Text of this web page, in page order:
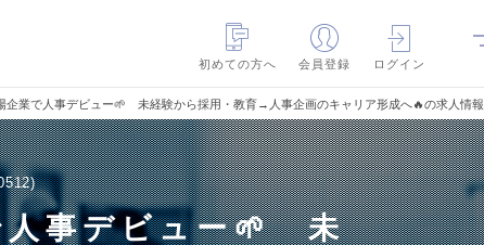
初めての方へ
会員登録 ログイン
企業で人事デビュー🌱 未経験から採用・教育→人事企画のキャリア形成へ🔥の求人情報
人事デビュー🌱 未